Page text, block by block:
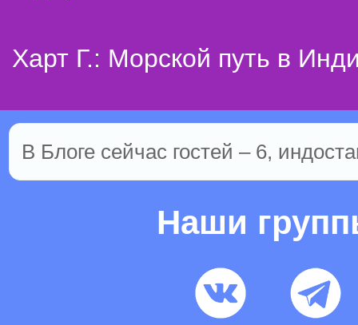
Харт Г.: Морской путь в
В Блоге сейчас гостей – 6,
Наши